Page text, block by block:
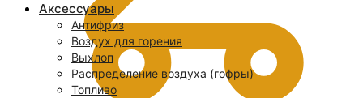
Аксессуары
Антифриз
Воздух для горения
Выхлоп
Распределение воздуха (гофры)
Топливо